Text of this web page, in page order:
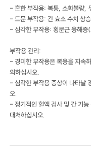
- 흔한 부작용: 복통, 소화불량,
- 드문 부작용: 간 효소 수치 상
- 심각한 부작용: 횡문근 융해증
부작용 관리:
- 경미한 부작용은 복용을 지속
의하십시오.
- 심각한 부작용 증상이 나타날
오.
- 정기적인 혈액 검사 및 간 기
대처하십시오.